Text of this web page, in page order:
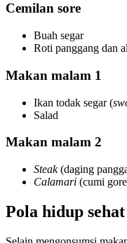
Cemilan sore
Buah segar
Roti panggang dan
Makan malam 1
Ikan todak segar (
Salad
Makan malam 2
Steak(daging
Calamari (cumi
Pola hidup